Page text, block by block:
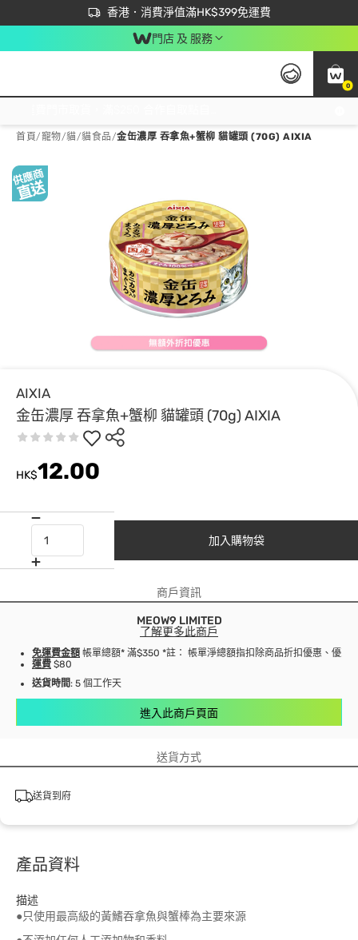
香港．消費淨值滿HK$399免運費
立即成為易賞錢會員盡享獨家優惠
首次APP下單買滿$450 輸入 NEWAPP 即減$50
門店 及 服務
0
首頁/寵物/貓/貓食品/金缶濃厚 吞拿魚+蟹柳 貓罐頭 (70G) AIXIA
AIXIA
金缶濃厚 吞拿魚+蟹柳 貓罐頭 (70g) AIXIA
HK$12.00
加入購物袋
商戶資訊
MEOW9 LIMITED
了解更多此商戶
免運費金額 帳單總額* 滿$350 *註： 帳單淨總額指扣除商品折扣優惠、優惠
運費 $80
送貨時間: 5 個工作天
進入此商戶頁面
送貨方式
送貨到府
產品資料
描述
●只使用最高級的黃鰭吞拿魚與蟹棒為主要來源